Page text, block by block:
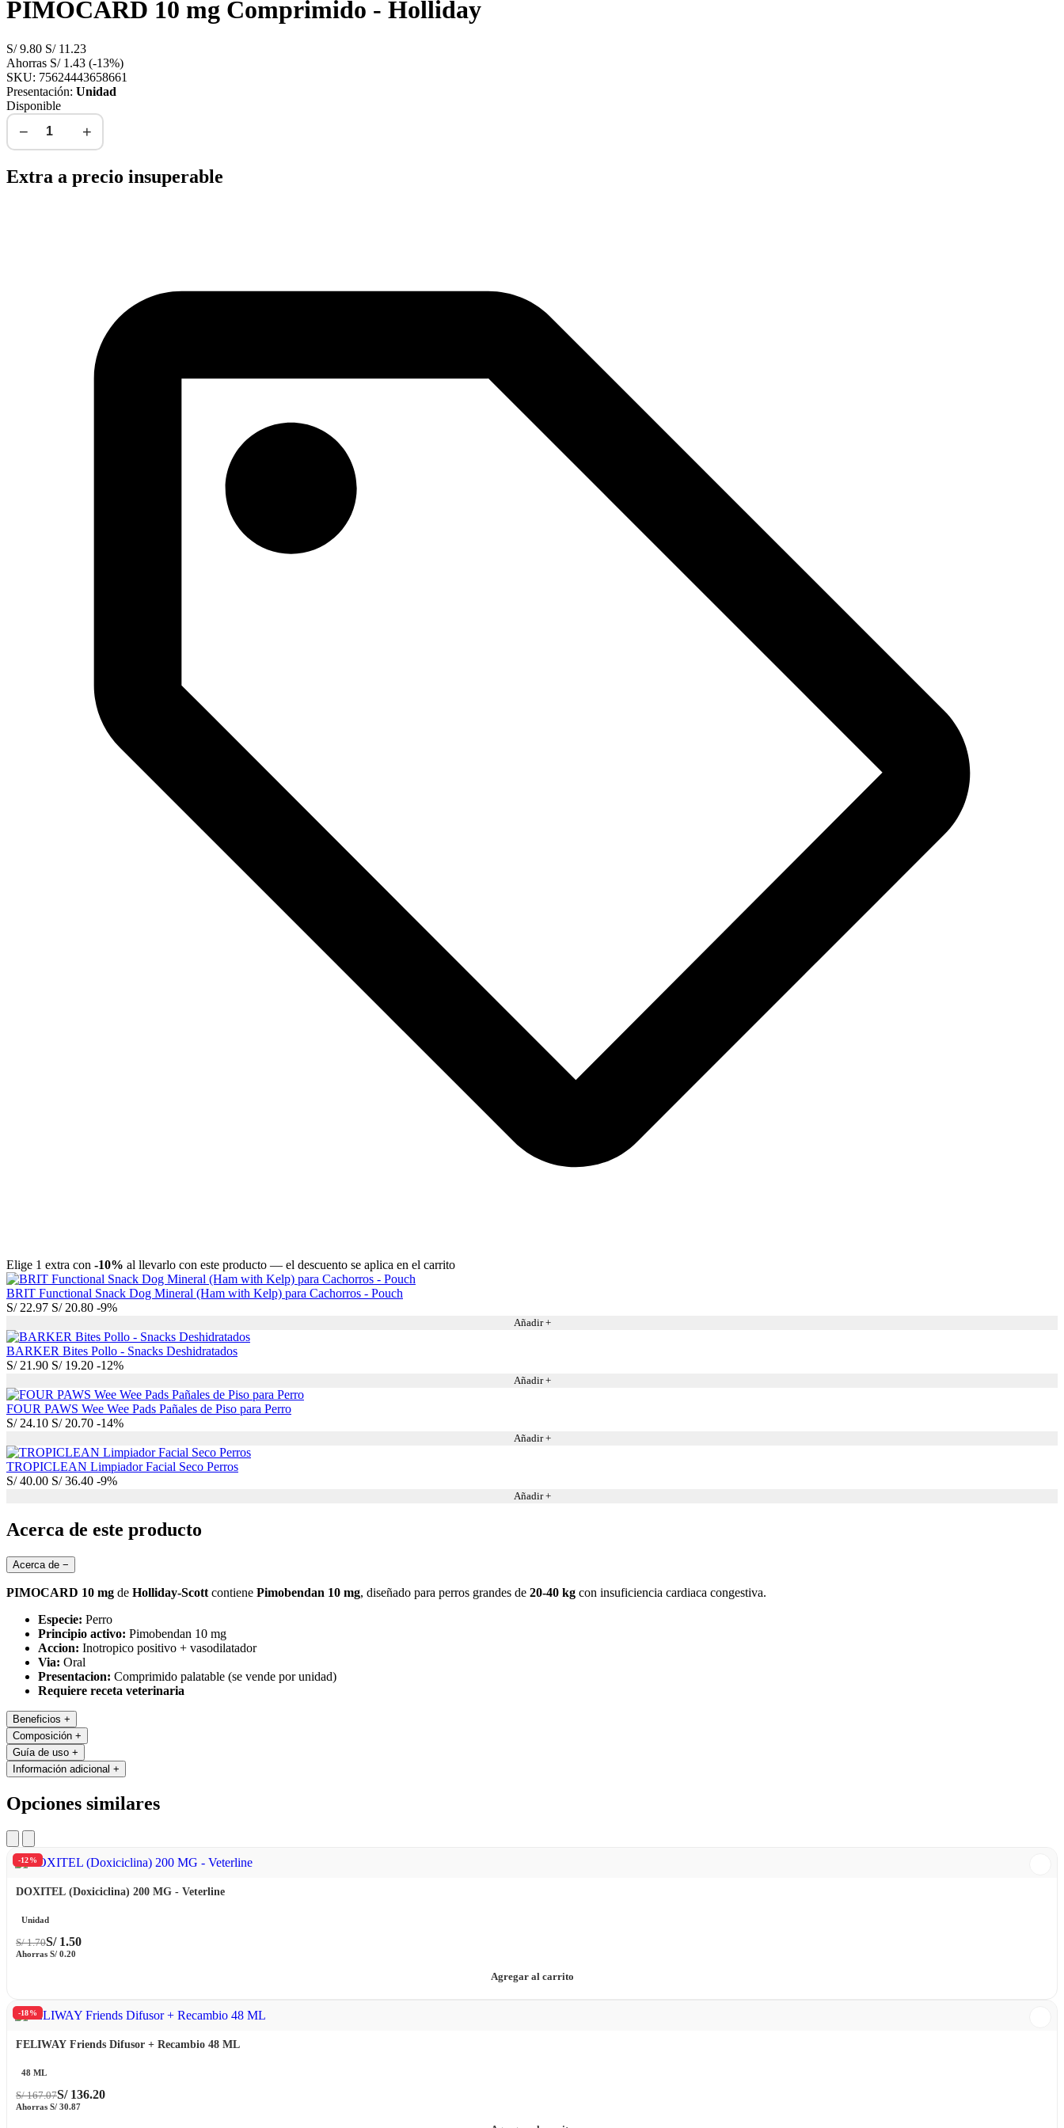
PIMOCARD 10 mg Comprimido - Holliday
S/9.80 S/11.23
Ahorras S/1.43 (-13%)
SKU: 75624443658661
Presentación: Unidad
Disponible
− +
Extra a precio insuperable
Elige 1 extra con -10% al llevarlo con este producto — el descuento se aplica en el carrito
BRIT Functional Snack Dog Mineral (Ham with Kelp) para Cachorros - Pouch
S/22.97 S/20.80 -9%
Añadir +
BARKER Bites Pollo - Snacks Deshidratados
S/21.90 S/19.20 -12%
Añadir +
FOUR PAWS Wee Wee Pads Pañales de Piso para Perro
S/24.10 S/20.70 -14%
Añadir +
TROPICLEAN Limpiador Facial Seco Perros
S/40.00 S/36.40 -9%
Añadir +
Acerca de este producto
Acerca de −
PIMOCARD 10 mg de Holliday-Scott contiene Pimobendan 10 mg, diseñado para perros grandes de 20-40 kg con insuficiencia cardiaca congestiva.
Especie: Perro
Principio activo: Pimobendan 10 mg
Accion: Inotropico positivo + vasodilatador
Via: Oral
Presentacion: Comprimido palatable (se vende por unidad)
Requiere receta veterinaria
Beneficios +
Composición +
Guía de uso +
Información adicional +
Opciones similares
-12%
DOXITEL (Doxiciclina) 200 MG - Veterline
Unidad
S/1.70S/1.50
Ahorras S/ 0.20
Agregar al carrito
-18%
FELIWAY Friends Difusor + Recambio 48 ML
48 ML
S/167.07S/136.20
Ahorras S/ 30.87